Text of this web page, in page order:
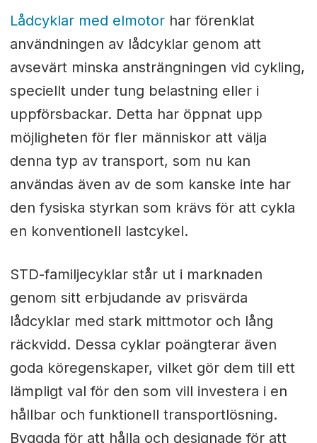
Lådcyklar med elmotor har förenklat
användningen av lådcyklar genom att
avsevärt minska ansträngningen vid cykling,
speciellt under tung belastning eller i
uppförsbackar. Detta har öppnat upp
möjligheten för fler människor att välja
denna typ av transport, som nu kan
användas även av de som kanske inte har
den fysiska styrkan som krävs för att cykla
en konventionell lastcykel.
STD-familjecyklar står ut i marknaden
genom sitt erbjudande av prisvärda
lådcyklar med stark mittmotor och lång
räckvidd. Dessa cyklar poängterar även
goda köregenskaper, vilket gör dem till ett
lämpligt val för den som vill investera i en
hållbar och funktionell transportlösning.
Byggda för att hålla och designade för att